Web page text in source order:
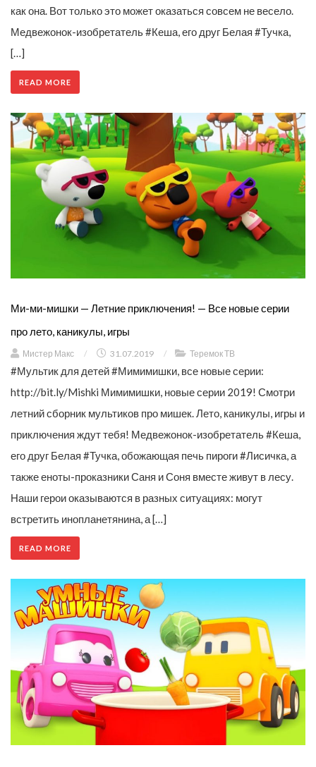
как она. Вот только это может оказаться совсем не весело.
Медвежонок-изобретатель #Кеша, его друг Белая #Тучка,
[…]
READ MORE
Ми-ми-мишки — Летние приключения! — Все новые серии
про лето, каникулы, игры
Мистер Макс / 31.07.2019 / Теремок ТВ
#Мультик для детей #Мимимишки, все новые серии:
http://bit.ly/Mishki Мимимишки, новые серии 2019! Смотри
летний сборник мультиков про мишек. Лето, каникулы, игры и
приключения ждут тебя! Медвежонок-изобретатель #Кеша,
его друг Белая #Тучка, обожающая печь пироги #Лисичка, а
также еноты-проказники Саня и Соня вместе живут в лесу.
Наши герои оказываются в разных ситуациях: могут
встретить инопланетянина, а […]
READ MORE